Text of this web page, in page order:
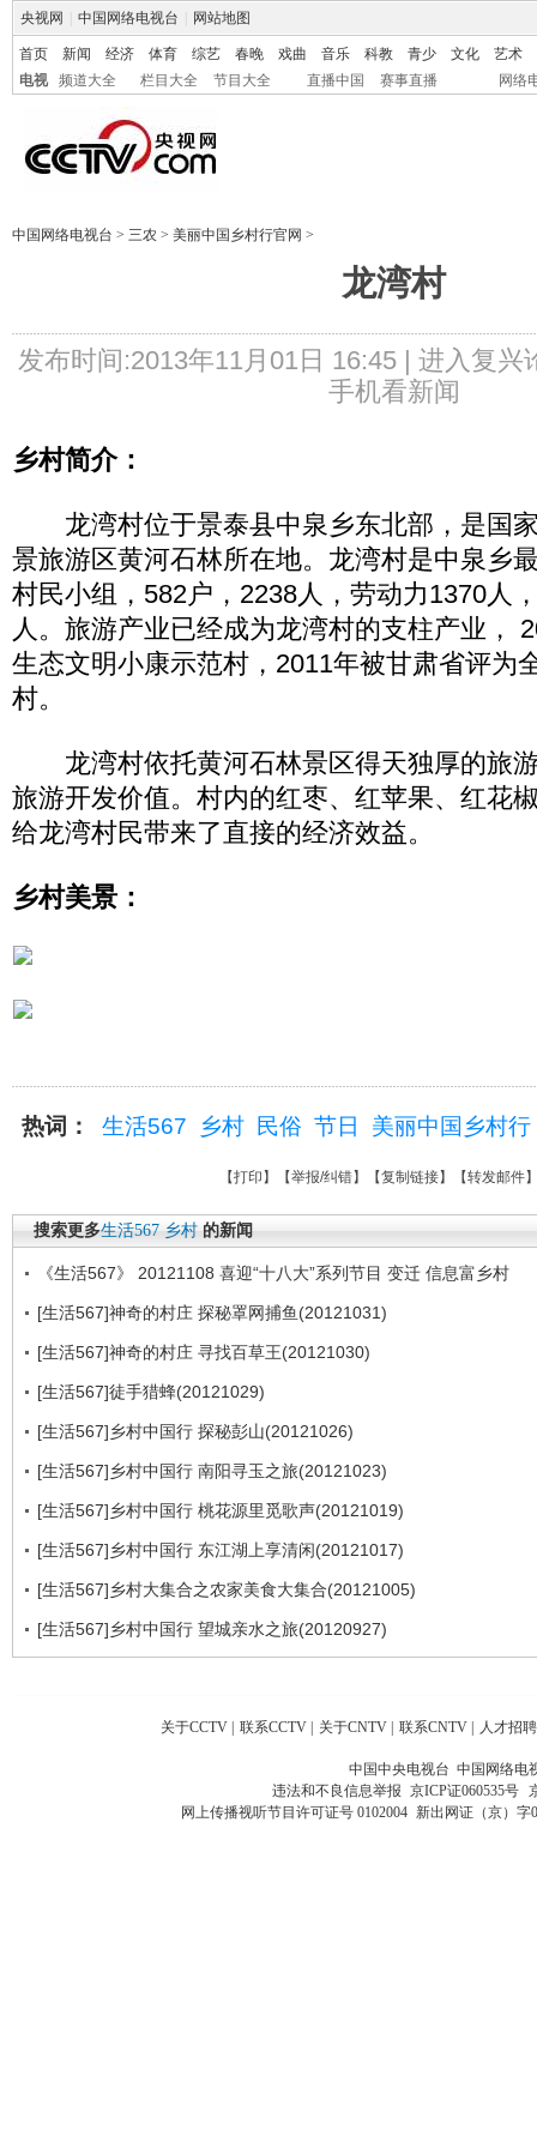
央视网 中国网络电视台 网站地图
首页 新闻 经济 体育 综艺 春晚 戏曲 音乐 科教 青少 文化
艺术
电视
频道大全 栏目大全 节目大全 直播中国 赛事直播 网络
中国网络电视台 > 三农 > 美丽中国乡村行官网 >
龙湾村
发布时间:2013年11月01日 16:45 | 进入复兴
手机看新闻
乡村简介：
龙湾村位于景泰县中泉乡东北部，是国
景旅游区黄河石林所在地。龙湾村是中泉乡
村民小组，582户，2238人，劳动力1370人
人。旅游产业已经成为龙湾村的支柱产业，
生态文明小康示范村，2011年被甘肃省评为
村。
龙湾村依托黄河石林景区得天独厚的旅
旅游开发价值。村内的红枣、红苹果、红花
给龙湾村民带来了直接的经济效益。
乡村美景：
热词： 生活567 乡村 民俗 节日 美丽中国乡村行
【打印 】【举报/纠错】【复制链接】【转发邮件
搜索更多生活567 乡村 的新闻
《生活567》 20121108 喜迎“十八大”系列节目 变迁 信息富乡村
[生活567]神奇的村庄 探秘罩网捕鱼(20121031)
[生活567]神奇的村庄 寻找百草王(20121030)
[生活567]徒手猎蜂(20121029)
[生活567]乡村中国行 探秘彭山(20121026)
[生活567]乡村中国行 南阳寻玉之旅(20121023)
[生活567]乡村中国行 桃花源里觅歌声(20121019)
[生活567]乡村中国行 东江湖上享清闲(20121017)
[生活567]乡村大集合之农家美食大集合(20121005)
[生活567]乡村中国行 望城亲水之旅(20120927)
关于CCTV 联系CCTV 关于CNTV 联系CNTV 人才招聘
中国中央电视台 中国网络电
违法和不良信息举报 京ICP证060535号
网上传播视听节目许可证号 0102004 新出网证（京）